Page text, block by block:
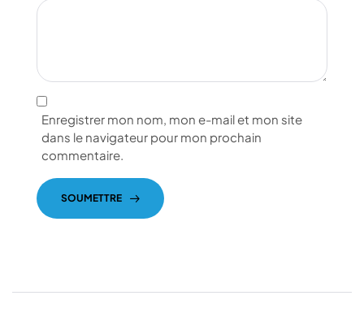
Enregistrer mon nom, mon e-mail et mon site
dans le navigateur pour mon prochain
commentaire.
SOUMETTRE